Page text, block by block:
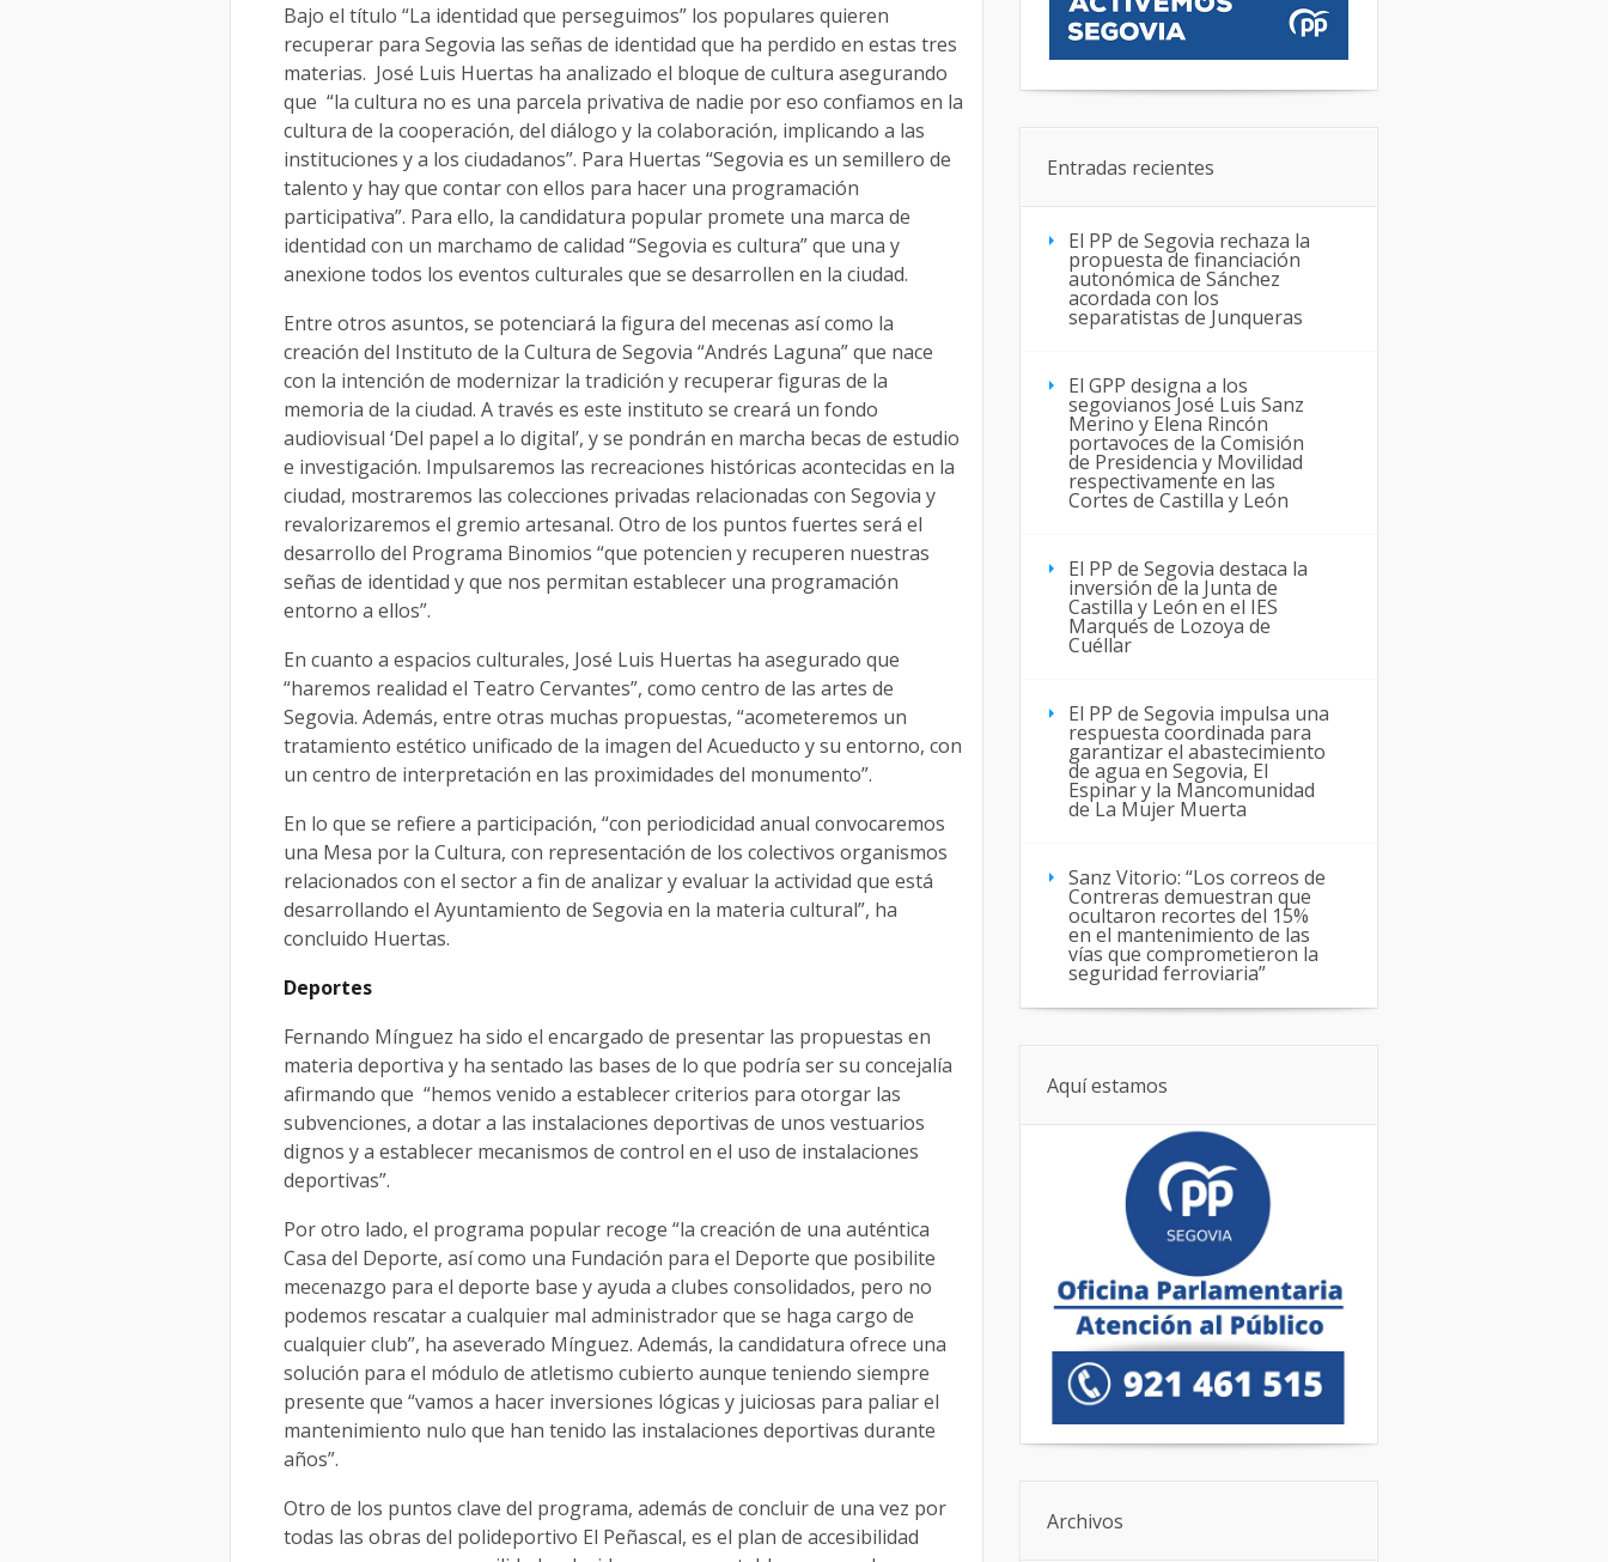
Bajo el título “La identidad que perseguimos” los populares quieren
recuperar para Segovia las señas de identidad que ha perdido en estas tres
materias. José Luis Huertas ha analizado el bloque de cultura asegurando
que “la cultura no es una parcela privativa de nadie por eso confiamos en la
cultura de la cooperación, del diálogo y la colaboración, implicando a las
instituciones y a los ciudadanos”. Para Huertas “Segovia es un semillero de
talento y hay que contar con ellos para hacer una programación
participativa”. Para ello, la candidatura popular promete una marca de
identidad con un marchamo de calidad “Segovia es cultura” que una y
anexione todos los eventos culturales que se desarrollen en la ciudad.
Entre otros asuntos, se potenciará la figura del mecenas así como la
creación del Instituto de la Cultura de Segovia “Andrés Laguna” que nace
con la intención de modernizar la tradición y recuperar figuras de la
memoria de la ciudad. A través es este instituto se creará un fondo
audiovisual ‘Del papel a lo digital’, y se pondrán en marcha becas de estudio
e investigación. Impulsaremos las recreaciones históricas acontecidas en la
ciudad, mostraremos las colecciones privadas relacionadas con Segovia y
revalorizaremos el gremio artesanal. Otro de los puntos fuertes será el
desarrollo del Programa Binomios “que potencien y recuperen nuestras
señas de identidad y que nos permitan establecer una programación
entorno a ellos”.
En cuanto a espacios culturales, José Luis Huertas ha asegurado que
“haremos realidad el Teatro Cervantes”, como centro de las artes de
Segovia. Además, entre otras muchas propuestas, “acometeremos un
tratamiento estético unificado de la imagen del Acueducto y su entorno, con
un centro de interpretación en las proximidades del monumento”.
En lo que se refiere a participación, “con periodicidad anual convocaremos
una Mesa por la Cultura, con representación de los colectivos organismos
relacionados con el sector a fin de analizar y evaluar la actividad que está
desarrollando el Ayuntamiento de Segovia en la materia cultural”, ha
concluido Huertas.
Deportes
Fernando Mínguez ha sido el encargado de presentar las propuestas en
materia deportiva y ha sentado las bases de lo que podría ser su concejalía
afirmando que “hemos venido a establecer criterios para otorgar las
subvenciones, a dotar a las instalaciones deportivas de unos vestuarios
dignos y a establecer mecanismos de control en el uso de instalaciones
deportivas”.
Por otro lado, el programa popular recoge “la creación de una auténtica
Casa del Deporte, así como una Fundación para el Deporte que posibilite
mecenazgo para el deporte base y ayuda a clubes consolidados, pero no
podemos rescatar a cualquier mal administrador que se haga cargo de
cualquier club”, ha aseverado Mínguez. Además, la candidatura ofrece una
solución para el módulo de atletismo cubierto aunque teniendo siempre
presente que “vamos a hacer inversiones lógicas y juiciosas para paliar el
mantenimiento nulo que han tenido las instalaciones deportivas durante
años”.
Otro de los puntos clave del programa, además de concluir de una vez por
todas las obras del polideportivo El Peñascal, es el plan de accesibilidad
Entradas recientes
El PP de Segovia rechaza la
propuesta de financiación
autonómica de Sánchez
acordada con los
separatistas de Junqueras
El GPP designa a los
segovianos José Luis Sanz
Merino y Elena Rincón
portavoces de la Comisión
de Presidencia y Movilidad
respectivamente en las
Cortes de Castilla y León
El PP de Segovia destaca la
inversión de la Junta de
Castilla y León en el IES
Marqués de Lozoya de
Cuéllar
El PP de Segovia impulsa una
respuesta coordinada para
garantizar el abastecimiento
de agua en Segovia, El
Espinar y la Mancomunidad
de La Mujer Muerta
Sanz Vitorio: “Los correos de
Contreras demuestran que
ocultaron recortes del 15%
en el mantenimiento de las
vías que comprometieron la
seguridad ferroviaria”
Aquí estamos
Archivos